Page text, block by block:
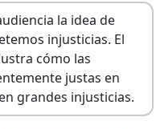
la idea de
injusticias. El
cómo las
justas en
grandes injusticias.